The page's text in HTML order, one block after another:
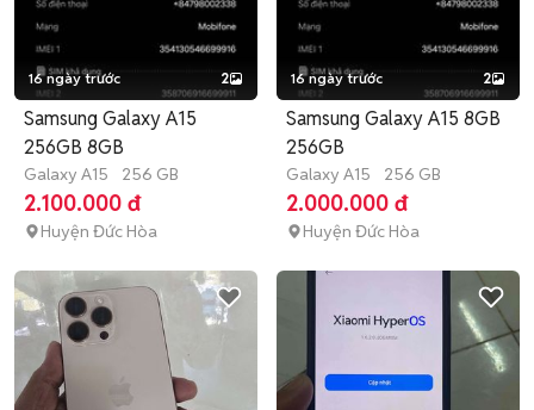
16 ngày trước 2
Samsung Galaxy A15
256GB 8GB
Galaxy A15 256 GB
2.100.000 đ
Huyện Đức Hòa
16 ngày trước 2
Samsung Galaxy A15 8GB
256GB
Galaxy A15 256 GB
2.000.000 đ
Huyện Đức Hòa